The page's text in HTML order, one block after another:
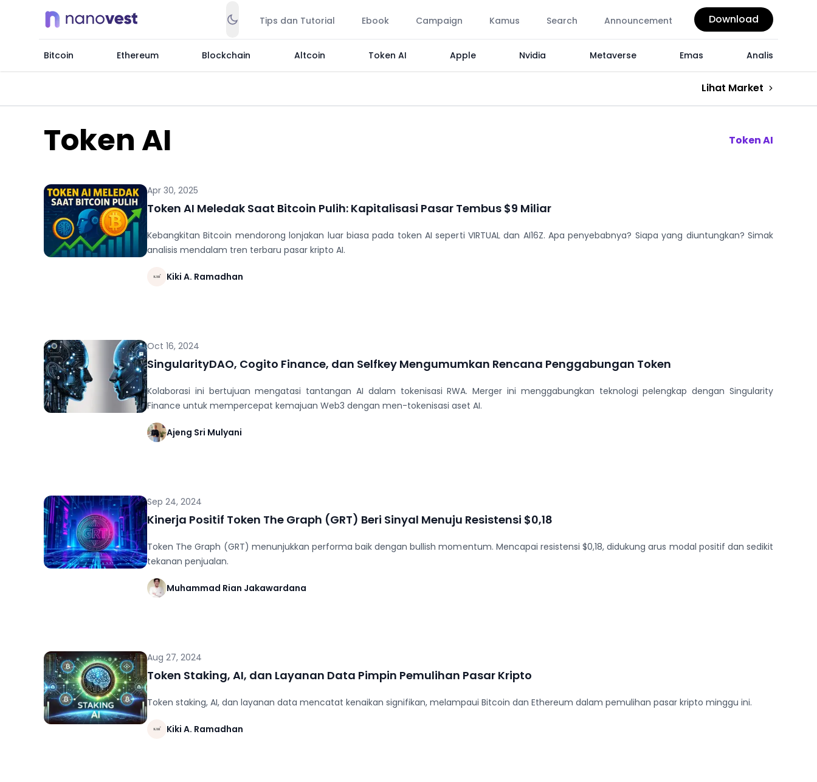
Tips dan Tutorial Ebook Campaign Kamus Search Announcement Download
Bitcoin Ethereum Blockchain Altcoin Token AI Apple Nvidia Metaverse Emas Analis
Lihat Market
Token AI Token AI
Apr 30, 2025
Token AI Meledak Saat Bitcoin Pulih: Kapitalisasi Pasar Tembus $9 Miliar
Kebangkitan Bitcoin mendorong lonjakan luar biasa pada token AI seperti VIRTUAL dan AI16Z. Apa penyebabnya? Siapa yang diuntungkan? Simak
analisis mendalam tren terbaru pasar kripto AI.
Kiki A. Ramadhan
Oct 16, 2024
SingularityDAO, Cogito Finance, dan Selfkey Mengumumkan Rencana Penggabungan Token
Kolaborasi ini bertujuan mengatasi tantangan AI dalam tokenisasi RWA. Merger ini menggabungkan teknologi pelengkap dengan Singularity
Finance untuk mempercepat kemajuan Web3 dengan men-tokenisasi aset AI.
Ajeng Sri Mulyani
Sep 24, 2024
Kinerja Positif Token The Graph (GRT) Beri Sinyal Menuju Resistensi $0,18
Token The Graph (GRT) menunjukkan performa baik dengan bullish momentum. Mencapai resistensi $0,18, didukung arus modal positif dan sedikit
tekanan penjualan.
Muhammad Rian Jakawardana
Aug 27, 2024
Token Staking, AI, dan Layanan Data Pimpin Pemulihan Pasar Kripto
Token staking, AI, dan layanan data mencatat kenaikan signifikan, melampaui Bitcoin dan Ethereum dalam pemulihan pasar kripto minggu ini.
Kiki A. Ramadhan